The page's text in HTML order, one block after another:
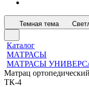
Темная тема
Каталог
МАТРАСЫ
МАТРАСЫ
Матрац
ТК-4